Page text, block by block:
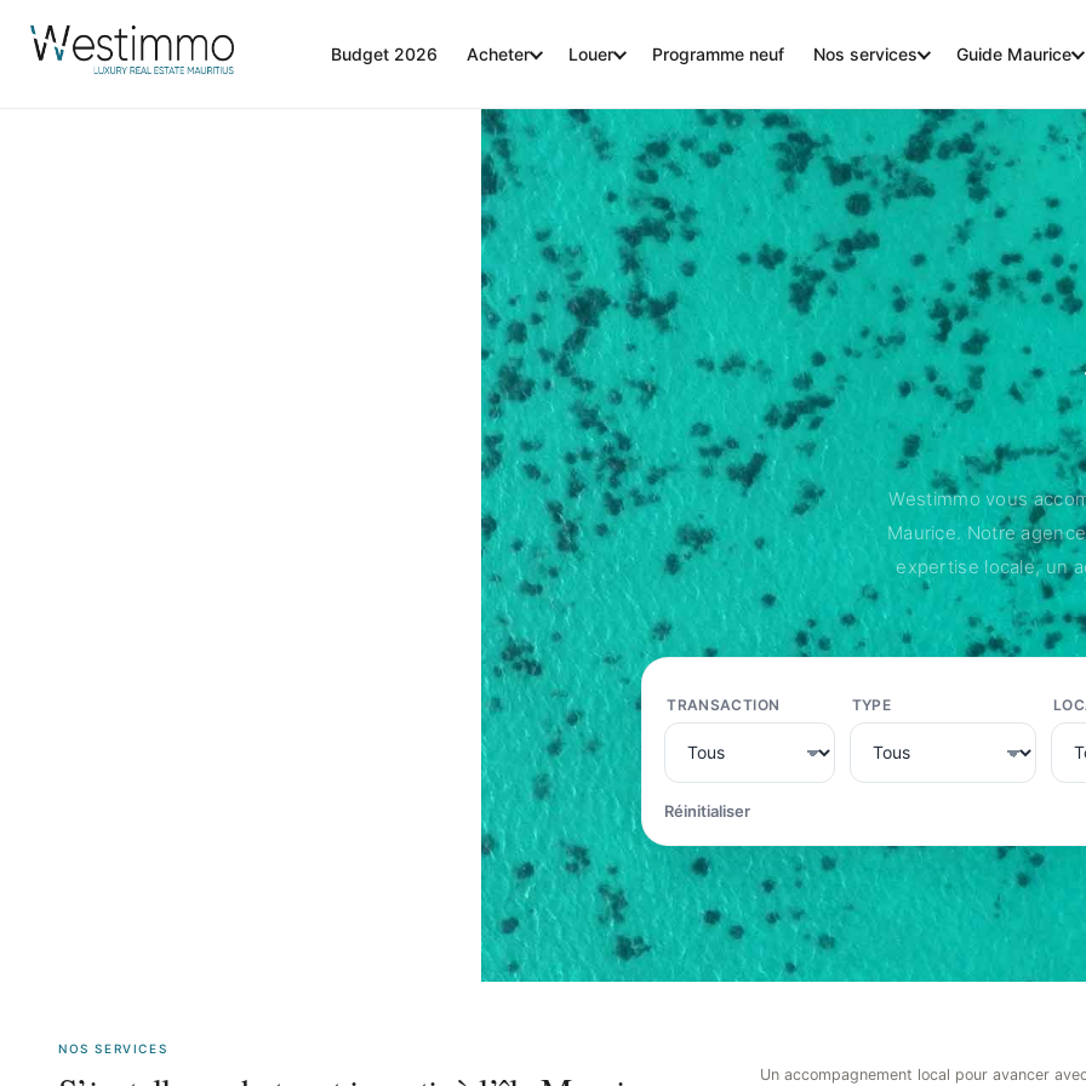
Budget 2026 Acheter Louer Programme neuf Nos services Guide Maurice
Westimmo vous
Maurice. Notre
expertise locale, un
TRANSACTION TYPE
Réinitialiser
NOS SERVICES
Un accompagnement local pour avancer